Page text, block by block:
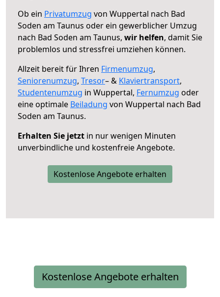
Ob ein Privatumzug von Wuppertal nach Bad
Soden am Taunus oder ein gewerblicher Umzug
nach Bad Soden am Taunus, wir helfen, damit Sie
problemlos und stressfrei umziehen können.
Allzeit bereit für Ihren Firmenumzug,
Seniorenumzug, Tresor– & Klaviertransport,
Studentenumzug in Wuppertal, Fernumzug oder
eine optimale Beiladung von Wuppertal nach Bad
Soden am Taunus.
Erhalten Sie jetzt in nur wenigen Minuten
unverbindliche und kostenfreie Angebote.
Kostenlose Angebote erhalten
Kostenlose Angebote erhalten